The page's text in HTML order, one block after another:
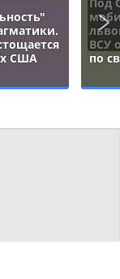
США
ВСУ
по